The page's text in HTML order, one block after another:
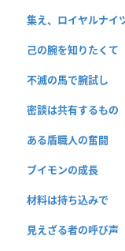
集え、ロイヤルナイ
己の腕を知りたくて
不滅の馬で腕試し
密談は共有するもの
ある盾職人の奮闘
ブイモンの成長
材料は持ち込みで
見えざる者の呼び声